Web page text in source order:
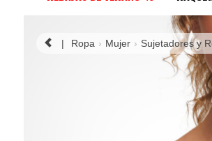
| Ropa Mujer Sujetadores y